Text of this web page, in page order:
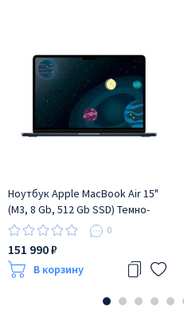
Ноутбук Apple MacBook Air 15"
(M3, 8 Gb, 512 Gb SSD) Темно-
синий (MRYV3)
0
151 990 ₽
В корзину